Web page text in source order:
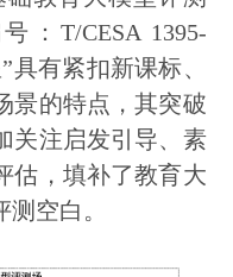
：T/CESA 1395-
具有紧扣新课标、
景的特点，其突破
关注启发引导、素
估，填补了教育大
空白。